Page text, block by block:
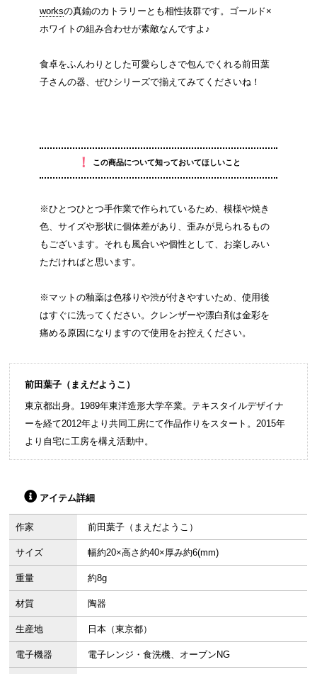
worksの真鍮のカトラリーとも相性抜群です。ゴールド×
ホワイトの組み合わせが素敵なんですよ♪
食卓をふんわりとした可愛らしさで包んでくれる前田葉
子さんの器、ぜひシリーズで揃えてみてくださいね！
！ この商品について知っておいてほしいこと
※ひとつひとつ手作業で作られているため、模様や焼き
色、サイズや形状に個体差があり、歪みが見られるもの
もございます。それも風合いや個性として、お楽しみい
ただければと思います。
※マットの釉薬は色移りや渋が付きやすいため、使用後
はすぐに洗ってください。クレンザーや漂白剤は金彩を
痛める原因になりますので使用をお控えください。
前田葉子（まえだようこ）
東京都出身。1989年東洋造形大学卒業。テキスタイルデザイナ
ーを経て2012年より共同工房にて作品作りをスタート。2015年
より自宅に工房を構え活動中。
アイテム詳細
作家 前田葉子（まえだようこ）
サイズ 幅約20×高さ約40×厚み約6(mm)
重量 約8g
材質 陶器
生産地 日本（東京都）
電子機器 電子レンジ・食洗機、オーブンNG